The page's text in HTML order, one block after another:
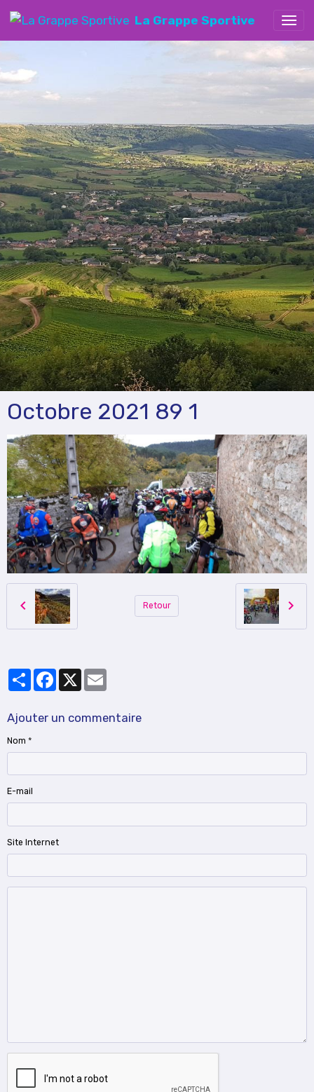
La Grappe Sportive
Octobre 2021 89 1
Retour
PartagerFacebook
X
Ajouter un commentaire
Nom
E-mail
Site Internet